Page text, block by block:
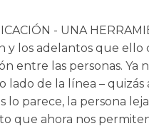
- UNA
y los adelantos que
entre las personas.
de la línea – quizás
lo parece, la persona
que ahora nos